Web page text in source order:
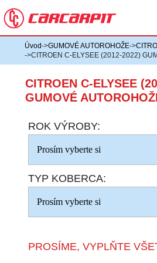
Úvod->GUMOVÉ AUTOROHOŽE->
->CITROEN C-ELYSEE (2012-2022)
CITROEN C-ELYSEE
GUMOVÉ
ROK VÝROBY:
TYP KOBERCA:
PROSÍME, VYPLŇTE